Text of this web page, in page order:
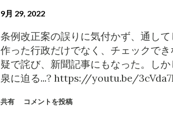
9月 29, 2022
条例改正案の誤りに気付かず、通し
作った行政だけでなく、チェックで
疑で詫び、新聞記事にもなった。し
泉に迫る...? https://youtu.be/
共有 コメントを投稿